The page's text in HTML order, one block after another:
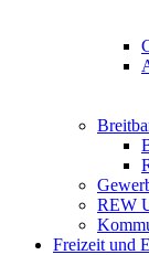
REW
Freizeit und